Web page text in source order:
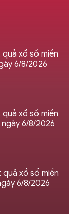
xổ số miền
6/8/2026
xổ số miền
6/8/2026
quả xổ số miền
6/8/2026